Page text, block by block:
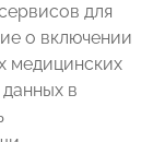
для
о включении
медицинских
в